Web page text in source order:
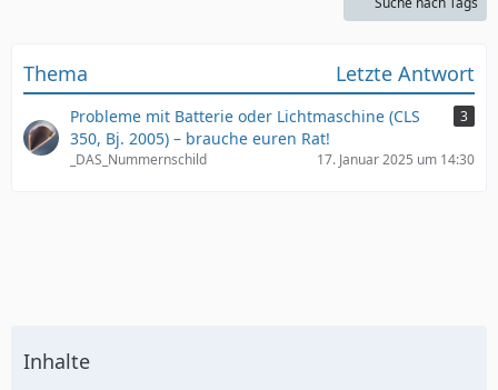
Thema Letzte Antwort
Probleme mit Batterie oder Lichtmaschine (CLS
350, Bj. 2005) – brauche euren Rat!
3
_DAS_Nummernschild 17. Januar 2025 um 14:30
Inhalte